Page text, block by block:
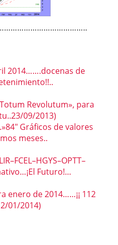
2014…….docenas de
Revolutum», para
09/2013)
Gráficos de valores
meses..
Futuro!…
enero de 2014……¡¡ 112
01/2014)